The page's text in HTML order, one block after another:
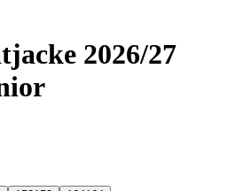
2026/27